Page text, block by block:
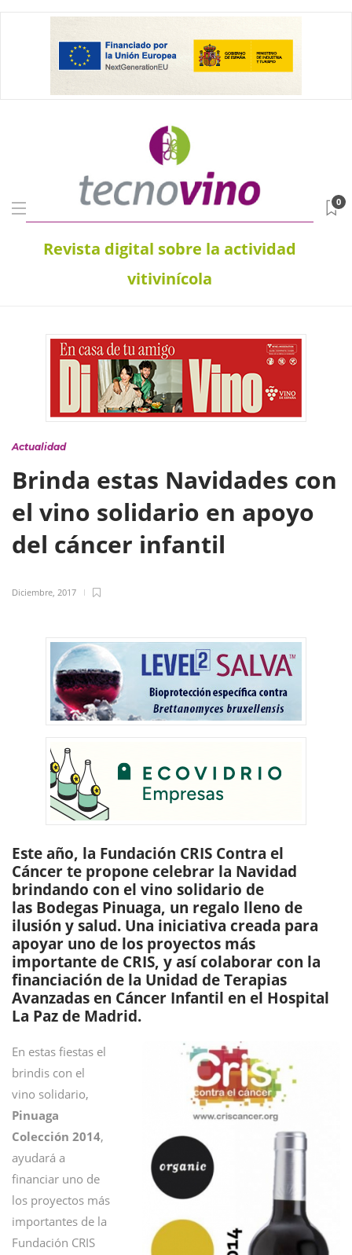
Revista digital sobre la actividad
vitivinícola
0
Actualidad
Brinda estas Navidades con
el vino solidario en apoyo
del cáncer infantil
Diciembre, 2017
Este año, la Fundación CRIS Contra el
Cáncerte propone celebrar la Navidad
brindando con el vino solidario de
las Bodegas Pinuaga, un regalo lleno de
ilusión y salud. Una iniciativa creada para
apoyar uno de los proyectos más
importante de CRIS, y asícolaborar con la
financiación de la Unidad de Terapias
Avanzadas en Cáncer Infantil en el Hospital
La Paz de Madrid.
En estas fiestas el
brindis con el
vino solidario,
Pinuaga
Colección 2014,
ayudará a
financiar uno de
los proyectos más
importantes de la
Fundación CRIS